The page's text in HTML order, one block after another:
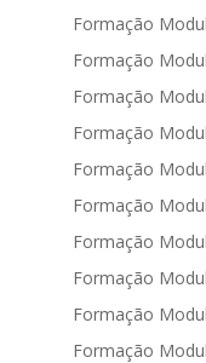
Formação
Formação
Formação
Formação
Formação
Formação
Formação
Formação
Formação
Formação